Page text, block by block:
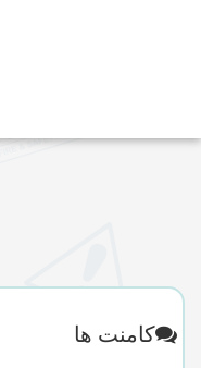
کامنت ها